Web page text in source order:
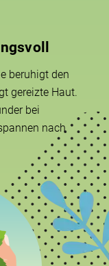
beruhigt den
gereizte Haut.
bei
nach